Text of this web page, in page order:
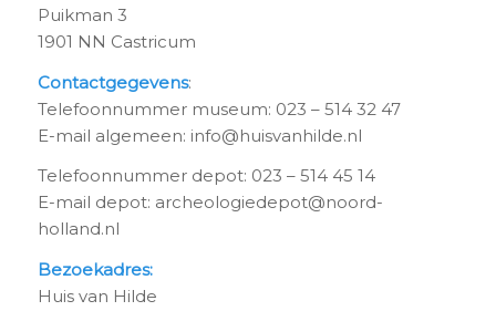
Puikman 3
1901 NN Castricum
Contactgegevens:
Telefoonnummer museum: 023 – 514 32 47
E-mail algemeen: info@huisvanhilde.nl
Telefoonnummer depot: 023 – 514 45 14
E-mail depot: archeologiedepot@noord-
holland.nl
Bezoekadres:
Huis van Hilde